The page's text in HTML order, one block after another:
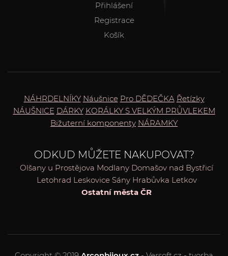
Přihlášení
Registrace
Košík
NÁHRDELNÍKY Náušnice Pro DĚDEČKA Řetízky
NÁUŠNICE DÁRKY KORÁLKY S VELKÝM PRŮVLEKEM
Bižuterní komponenty NÁRAMKY
ODKUD MŮŽETE NAKUPOVAT?
Olšany u Prostějova Modlany Domašov nad Bystřicí
Letohrad Leskovice Sány Hrabůvka Letkov
Ostatní města ČR